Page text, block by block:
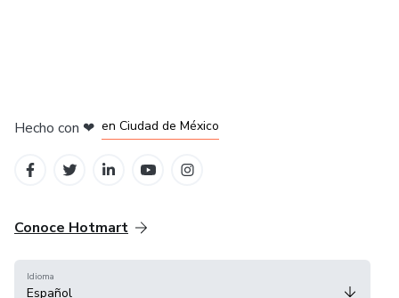
Hecho con ❤ en Ciudad de México
Conoce Hotmart
Idioma
Español